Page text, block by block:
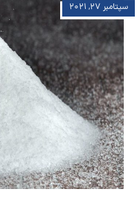
سپتامبر ۲۷, ۲۰۲۱